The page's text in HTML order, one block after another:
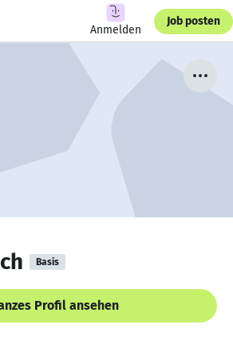
Anmelden
Job posten
Basis
Profil ansehen